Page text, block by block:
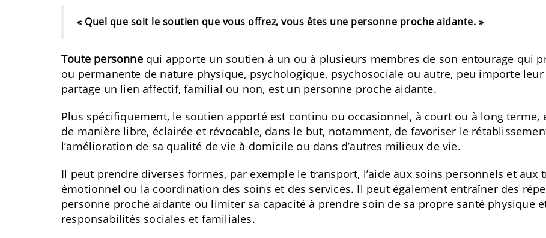
« Quel que soit le soutien que vous offrez, vous êtes une personne proche aidante. »
Toute personnequi apporte un soutien à un ou à plusieurs membres de son entourage qui
ou permanente de nature physique, psychologique, psychosociale ou autre, peu importe
partage un lien affectif, familial ou non, est un personne proche aidante.
Plus spécifiquement, le soutien apporté est continu ou occasionnel, à court ou à long
de manière libre, éclairée et révocable, dans le but, notamment, de favoriser le
l’amélioration de sa qualité de vie à domicile ou dans d’autres milieux de vie.
Il peut prendre diverses formes, par exemple le transport, l’aide aux soins personnels et aux
émotionnel ou la coordination des soins et des services. Il peut également entraîner des
personne proche aidante ou limiter sa capacité à prendre soin de sa propre santé physique
responsabilités sociales et familiales.